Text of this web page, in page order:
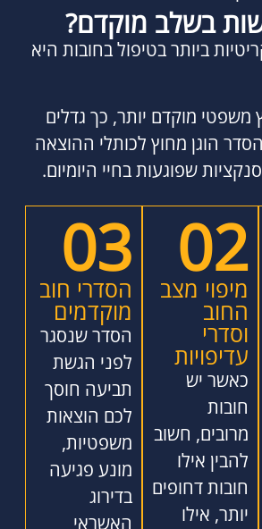
בשלב מוקדם?
ביותר בטיפול בחובות היא
משפטי מוקדם יותר, כך גדלים
הוגן מחוץ לכותלי ההוצאה
שפוגעות בחיי היומיום.
02
מיפוי מצב
החוב
וסדרי
עדיפויות
כאשר יש
חובות
מרובים, חשוב
להבין אילו
חובות דחופים
יותר, אילו
03
הסדרי חוב
מוקדמים
הסדר שנסגר
לפני הגשת
תביעה חוסך
לכם הוצאות
משפטיות,
מונע פגיעה
בדירוג
האשראי